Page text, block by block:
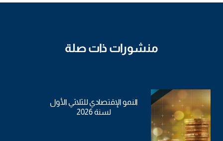
منشورات ذات صلة
النمو الإقتصادي للثلاثي الأول
لسنة 2026